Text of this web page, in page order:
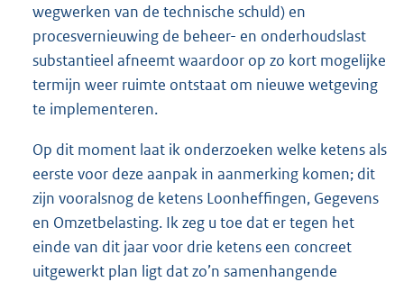
wegwerken van de technische schuld) en
procesvernieuwing de beheer- en onderhoudslast
substantieel afneemt waardoor op zo kort mogelijke
termijn weer ruimte ontstaat om nieuwe wetgeving
te implementeren.
Op dit moment laat ik onderzoeken welke ketens als
eerste voor deze aanpak in aanmerking komen; dit
zijn vooralsnog de ketens Loonheffingen, Gegevens
en Omzetbelasting. Ik zeg u toe dat er tegen het
einde van dit jaar voor drie ketens een concreet
uitgewerkt plan ligt dat zo’n samenhangende